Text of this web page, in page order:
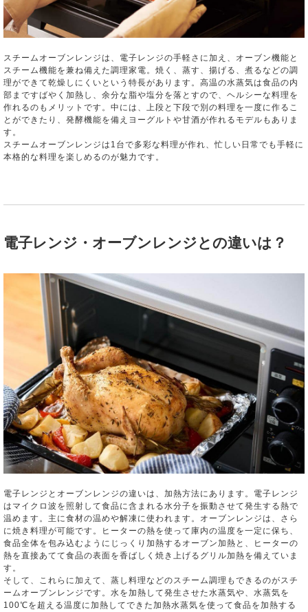
スチームオーブンレンジは、電子レンジの手軽さに加え、オーブン機能と
スチーム機能を兼ね備えた調理家電。焼く、蒸す、揚げる、煮るなどの調
理ができて乾燥しにくいという特長があります。高温の水蒸気は食品の内
部まですばやく加熱し、余分な脂や塩分を落とすので、ヘルシーな料理を
作れるのもメリットです。中には、上段と下段で別の料理を一度に作るこ
とができたり、発酵機能を備えヨーグルトや甘酒が作れるモデルもありま
す。
スチームオーブンレンジは1台で多彩な料理が作れ、忙しい日常でも手軽に
本格的な料理を楽しめるのが魅力です。
電子レンジ・オーブンレンジとの違いは？
電子レンジとオーブンレンジの違いは、加熱方法にあります。電子レンジ
はマイクロ波を照射して食品に含まれる水分子を振動させて発生する熱で
温めます。主に食材の温めや解凍に使われます。オーブンレンジは、さら
に焼き料理が可能です。ヒーターの熱を使って庫内の温度を一定に保ち、
食品全体を包み込むようにじっくり加熱するオーブン加熱と、ヒーターの
熱を直接あてて食品の表面を香ばしく焼き上げるグリル加熱を備えていま
す。
そして、これらに加えて、蒸し料理などのスチーム調理もできるのがスチ
ームオーブンレンジです。水を加熱して発生させた水蒸気や、水蒸気を
100℃を超える温度に加熱してできた加熱水蒸気を使って食品を加熱する